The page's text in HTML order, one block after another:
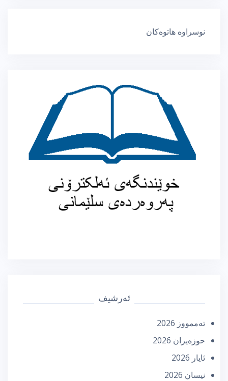
نوسراوە هاتوەکان
ئەرشیف
تەممووز 2026
حوزه‌یران 2026
ئایار 2026
نیسان 2026